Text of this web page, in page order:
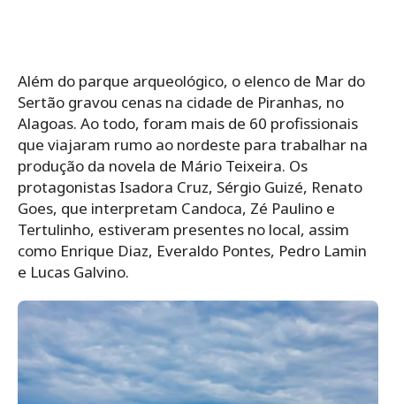
Além do parque arqueológico, o elenco de Mar do
Sertão gravou cenas na cidade de Piranhas, no
Alagoas. Ao todo, foram mais de 60 profissionais
que viajaram rumo ao nordeste para trabalhar na
produção da novela de Mário Teixeira. Os
protagonistas Isadora Cruz, Sérgio Guizé, Renato
Goes, que interpretam Candoca, Zé Paulino e
Tertulinho, estiveram presentes no local, assim
como Enrique Diaz, Everaldo Pontes, Pedro Lamin
e Lucas Galvino.